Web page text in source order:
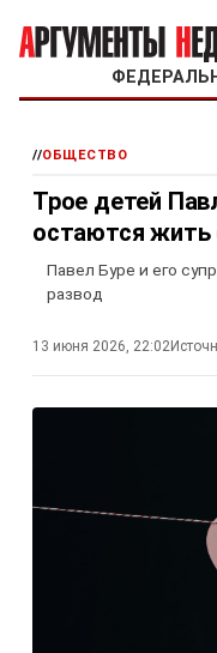
//ОБЩЕСТВО
Трое детей
остаются
Павел Буре и его
развод
13 июня 2026, 22:02